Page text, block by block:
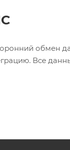
обмен
Все